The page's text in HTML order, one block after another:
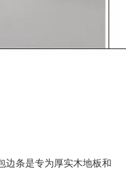
边条是专为厚实木地板和